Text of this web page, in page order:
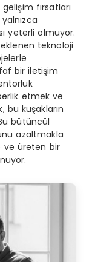
fırsatları
yeterli olmuyor.
teknoloji
bir iletişim
etmek ve
bu kuşakların
bütüncül
azaltmakla
ve üreten bir